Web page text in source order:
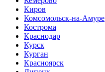
Киров
Комсомольск-на-Амуре
Кострома
Краснодар
Курск
Курган
Красноярск